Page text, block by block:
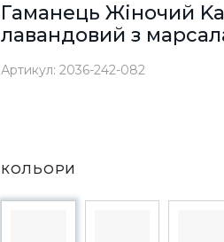
Гаманець Жіночий
лавандовий з
Артикул: 2036-242-082
КОЛЬОРИ